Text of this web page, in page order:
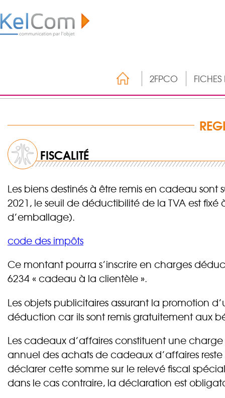
2FPCO
FISCALITÉ
Les biens destinés à être remis en cadeau
2021, le seuil de déductibilité de la TVA est
d’emballage).
code des impôts
Ce montant pourra s’inscrire en charges
6234 « cadeau à la clientèle ».
Les objets publicitaires assurant la promotion
déduction car ils sont remis gratuitement aux
Les cadeaux d’affaires constituent une
annuel des achats de cadeaux d’affaires reste
déclarer cette somme sur le relevé fiscal
dans le cas contraire, la déclaration est